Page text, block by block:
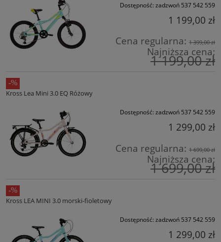
Dostępność: zadzwoń 537 542 559
1 199,00 zł
Cena regularna: 1 399,00 zł
Najniższa cena:
1 199,00 zł
Kross Lea Mini 3.0 EQ Różowy
Dostępność: zadzwoń 537 542 559
1 299,00 zł
Cena regularna: 1 699,00 zł
Najniższa cena:
1 699,00 zł
Kross LEA MINI 3.0 morski-fioletowy
Dostępność: zadzwoń 537 542 559
1 299,00 zł